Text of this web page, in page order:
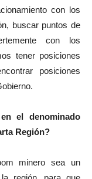
con los
buscar puntos de
con los
tener posiciones
posiciones
el denominado
Región?
minero sea un